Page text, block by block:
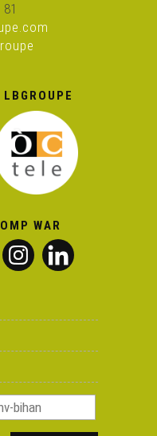
(live)
– Anna
Penn-sardin
WAR